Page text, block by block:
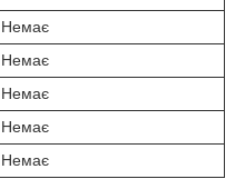
Немає
Немає
Немає
Немає
Немає